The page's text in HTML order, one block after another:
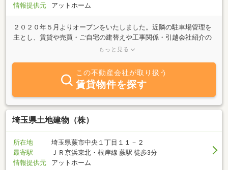
情報提供元
アットホーム
２０２０年５月よりオープンをいたしました。近隣の駐車場管理を
主とし、賃貸や売買・ご自宅の建替えや工事関係・引越会社紹介の
ご相談も承ります。お客様目線にたち、お客様のニーズにあった適
もっと見る
この不動産会社が取り扱う
賃貸物件を探す
埼玉県土地建物（株）
所在地
埼玉県蕨市中央１丁目１１－２
最寄駅
ＪＲ京浜東北・根岸線 蕨駅 徒歩3分
情報提供元
アットホーム